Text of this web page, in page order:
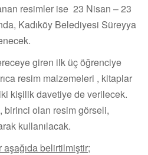
resimler ise 23 Nisan – 23
Kadıköy Belediyesi Süreyya
giren ilk üç öğrenciye
resim malzemeleri , kitaplar
kişilik davetiye de verilecek.
birinci olan resim görseli,
kullanılacak.
belirtilmiştir;